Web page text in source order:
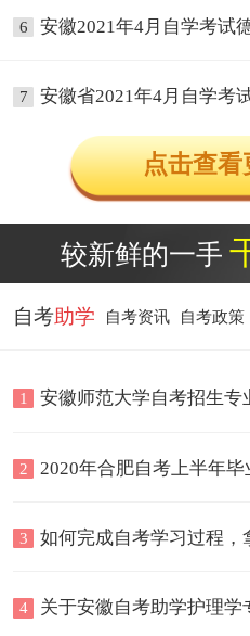
6 安徽2021年4月自学考试
7 安徽省2021年4月自学考
点击查看
较新鲜的一手
自考助学 自考资讯 自考政策
1 安徽师范大学自考招生专
2 2020年合肥自考上半年
3 如何完成自考学习过程，
4 关于安徽自考助学护理学